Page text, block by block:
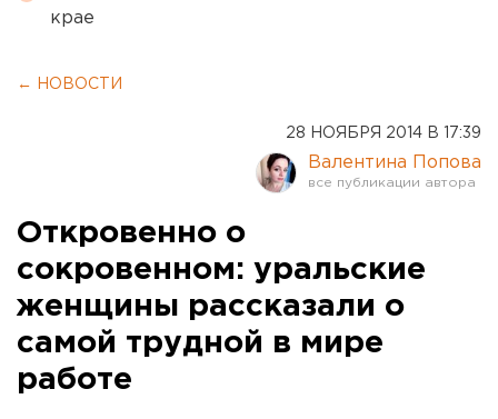
крае
← НОВОСТИ
28 НОЯБРЯ 2014 В 17:39
Валентина Попова
Откровенно о
сокровенном: уральские
женщины рассказали о
самой трудной в мире
работе